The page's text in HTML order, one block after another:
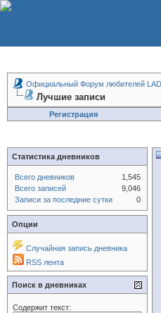
Официальный Форум любителей
Лучшие записи
Регистрация
Статистика дневников
Всего дневников
1,545
Всего записей
9,046
Записи за последние сутки
0
Опции
Случайная запись дневника
RSS лента
Поиск в дневниках
Содержит текст: